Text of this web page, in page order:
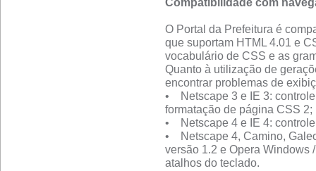
O Portal da Prefeitura é
que suportam HTML 4.01 e
vocabulário de CSS e as
Quanto à utilização de
encontrar problemas de
• Netscape 3 e IE 3:
formatação de página CSS 2;
• Netscape 4 e IE 4:
• Netscape 4, Camino,
versão 1.2 e Opera Windows
atalhos do teclado.